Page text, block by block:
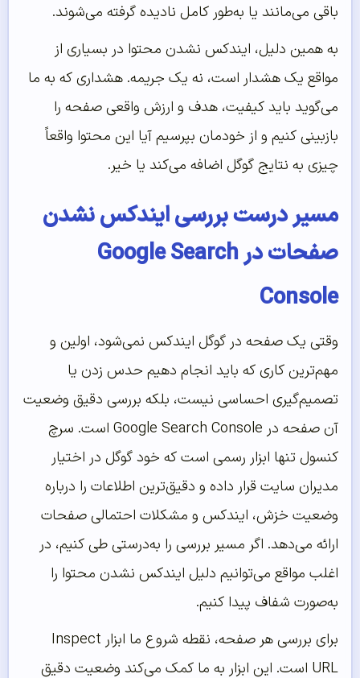
باقی می‌مانند یا به‌طور کامل نادیده گرفته می‌شوند.
به همین دلیل، ایندکس نشدن محتوا در بسیاری از
مواقع یک هشدار است، نه یک جریمه. هشداری که به ما
می‌گوید باید کیفیت، هدف و ارزش واقعی صفحه را
بازبینی کنیم و از خودمان بپرسیم آیا این محتوا واقعاً
چیزی به نتایج گوگل اضافه می‌کند یا خیر.
مسیر درست بررسی ایندکس نشدن
صفحات در Google Search
Console
وقتی یک صفحه در گوگل ایندکس نمی‌شود، اولین و
مهم‌ترین کاری که باید انجام دهیم حدس زدن یا
تصمیم‌گیری احساسی نیست، بلکه بررسی دقیق وضعیت
آن صفحه در Google Search Console است. سرچ
کنسول تنها ابزار رسمی است که خود گوگل در اختیار
مدیران سایت قرار داده و دقیق‌ترین اطلاعات را درباره
وضعیت خزش، ایندکس و مشکلات احتمالی صفحات
ارائه می‌دهد. اگر مسیر بررسی را به‌درستی طی کنیم، در
اغلب مواقع می‌توانیم دلیل ایندکس نشدن محتوا را
به‌صورت شفاف پیدا کنیم.
برای بررسی هر صفحه، نقطه شروع ما ابزار Inspect
URL است. این ابزار به ما کمک می‌کند وضعیت دقیق